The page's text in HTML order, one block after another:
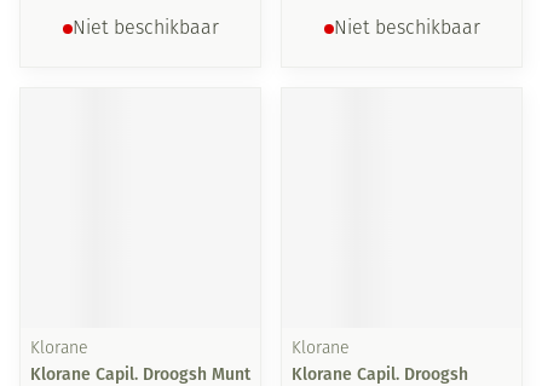
Niet beschikbaar Niet beschikbaar
Klorane
Klorane Capil. Droogsh Munt
Klorane
Klorane Capil. Droogsh